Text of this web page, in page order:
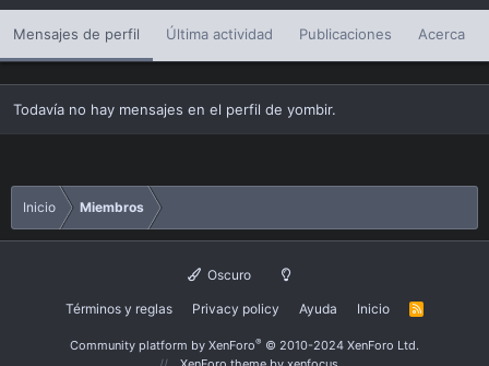
Mensajes de perfil Última actividad Publicaciones Acerca
Todavía no hay mensajes en el perfil de yombir.
Inicio Miembros
Oscuro
Términos y reglas Privacy policy Ayuda Inicio
R
Community platform by XenForo® © 2010-2024 XenForo Ltd.